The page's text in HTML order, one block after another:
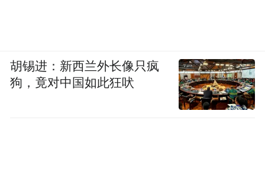
胡锡进：新西兰外长像只疯
狗，竟对中国如此狂吠